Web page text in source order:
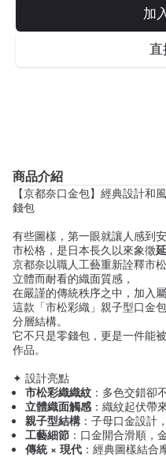
加
直
商品介紹
【京都奈口金包】經典設計和
錢包
有些圖樣，第一眼就讓人感到安
市松格，是日本長久以來象徵
京都奈以職人工藝重新詮釋市
立體而耐看的織面質感，
在嚴謹的傳統秩序之中，加入
這款「市松彩織」親子型口金
分層結構。
它不只是零錢包，更是一件能
作品。
✦ 設計亮點
市松彩織織紋 ：多色交錯卻
立體織面觸感 ：織紋起伏帶
親子型結構 ：子母口金設計
工藝細節 ：口金開合滑順，
傳統 × 現代 ：經典圖樣結